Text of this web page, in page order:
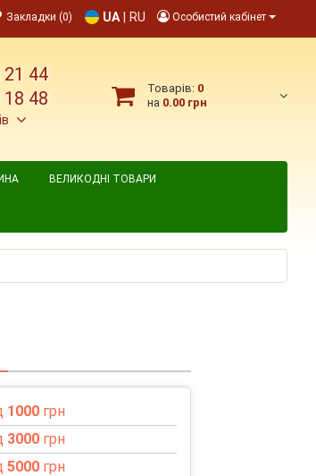
Особистий кабінет
UA RU
Закладки (0)
21 44
48
Товарів: 0
на 0.00 грн
ВЕЛИКОДНІ ТОВАРИ
1000грн
3000грн
5000грн